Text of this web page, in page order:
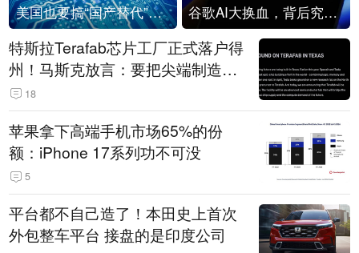
美国也要搞“国产替代”？先算清三笔账 谷歌AI大换血，背后究竟发生了什么？
特斯拉Terafab芯片工厂正式落户得
州！马斯克放言：要把尖端制造带
回美国
18
苹果拿下高端手机市场65%的份
额：iPhone 17系列功不可没
5
平台都不自己造了！本田史上首次
外包整车平台 接盘的是印度公司